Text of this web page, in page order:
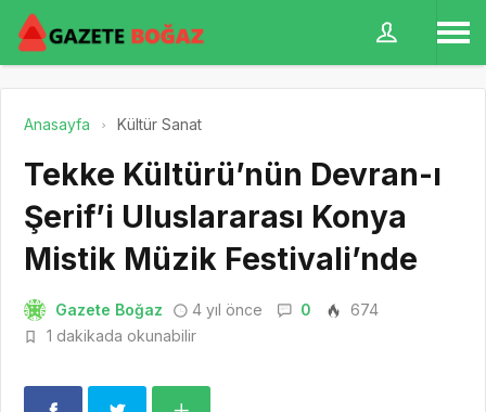
Anasayfa Kültür Sanat
Tekke Kültürü’nün Devran-ı
Şerif’i Uluslararası Konya
Mistik Müzik Festivali’nde
Gazete Boğaz 4 yıl önce 0
674
1 dakikada okunabilir